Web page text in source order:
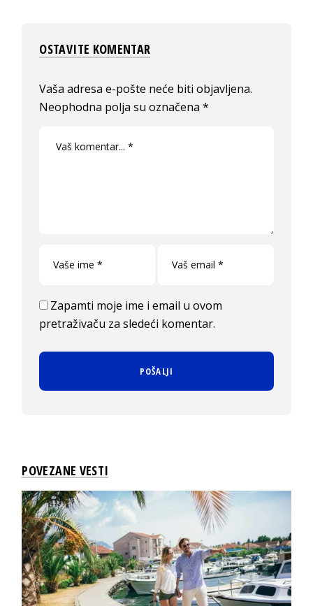
OSTAVITE KOMENTAR
Vaša adresa e-pošte neće biti objavljena.
Neophodna polja su označena*
Zapamti moje ime i email u ovom
pretraživaču za sledeći komentar.
POVEZANE VESTI